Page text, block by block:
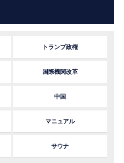
トランプ政権
国際機関改革
中国
マニュアル
サウナ